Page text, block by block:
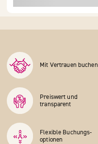
Mit Vertrauen buchen
Preiswert und
transparent
Flexible Buchungs­
optionen